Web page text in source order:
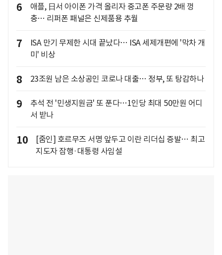
6
애플, 日서 아이폰 가격 올리자 중고폰 주문량 2배 껑
충… 리퍼폰 패널은 신제품용 추월
7
ISA 만기 무제한 시대 끝났다… ISA 세제개편에 '막차 개
미' 비상
8 23조원 남은 소상공인 코로나 대출… 정부, 또 탕감하나
9
추석 전 '민생지원금' 또 푼다…1인당 최대 50만원 어디
서 받나
10
[줌인] 호르무즈 서명 앞두고 이란 리더십 증발… 최고
지도자 잠행·대통령 사임설